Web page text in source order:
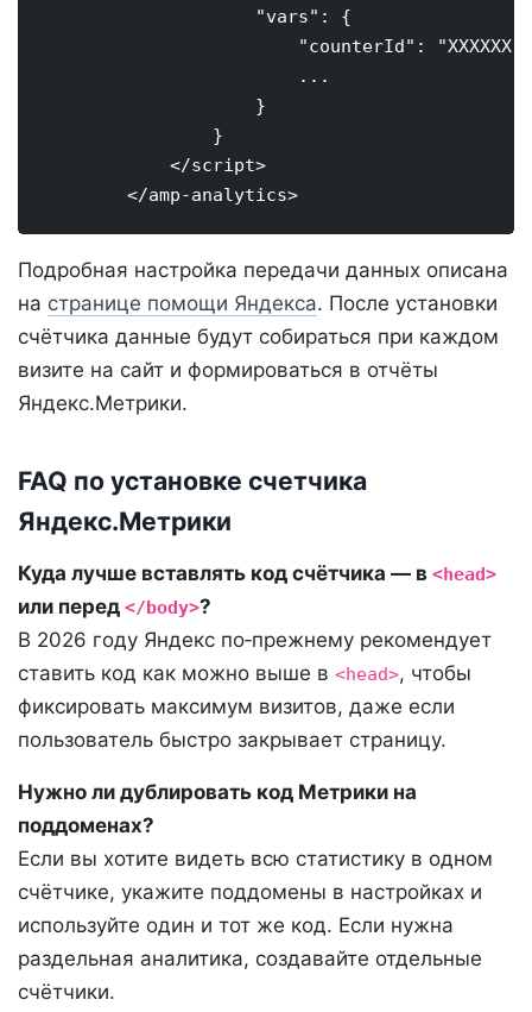
                    "vars": {
                        "counterId": "XXXXXX"
                        ...
                    }
                }
            </script>
        </amp-analytics>
Подробная настройка передачи данных описана
на странице помощи Яндекса. После установки
счётчика данные будут собираться при каждом
визите на сайт и формироваться в отчёты
Яндекс.Метрики.
FAQ по установке счетчика
Яндекс.Метрики
Куда лучше вставлять код счётчика — в <head>
или перед </body>?
В 2026 году Яндекс по‑прежнему рекомендует
ставить код как можно выше в <head>, чтобы
фиксировать максимум визитов, даже если
пользователь быстро закрывает страницу.
Нужно ли дублировать код Метрики на
поддоменах?
Если вы хотите видеть всю статистику в одном
счётчике, укажите поддомены в настройках и
используйте один и тот же код. Если нужна
раздельная аналитика, создавайте отдельные
счётчики.